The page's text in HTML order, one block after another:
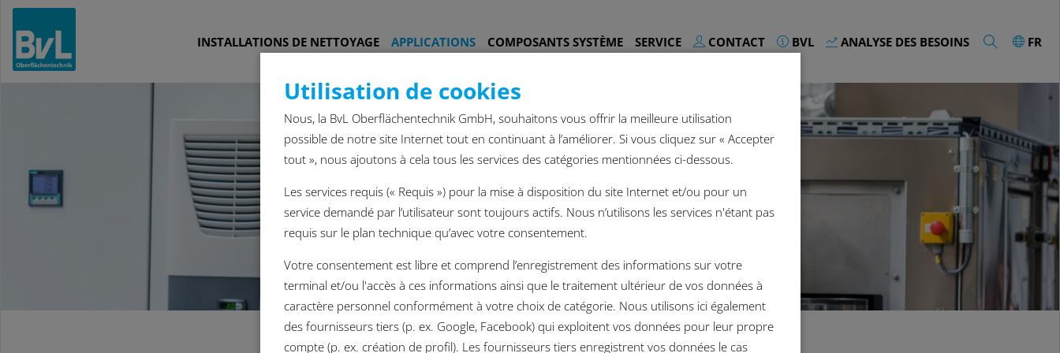
INSTALLATIONS DE NETTOYAGE APPLICATIONS COMPOSANTS SYSTÈME SERVICE CONTACT BVL ANALYSE DES BESOINS FR
Utilisation de cookies
Nous, la BvL Oberflächentechnik GmbH, souhaitons vous offrir la meilleure utilisation
possible de notre site Internet tout en continuant à l’améliorer. Si vous cliquez sur « Accepter
tout », nous ajoutons à cela tous les services des catégories mentionnées ci-dessous.
Les services requis (« Requis ») pour la mise à disposition du site Internet et/ou pour un
service demandé par l’utilisateur sont toujours actifs. Nous n’utilisons les services n'étant pas
requis sur le plan technique qu’avec votre consentement.
Votre consentement est libre et comprend l’enregistrement des informations sur votre
terminal et/ou l'accès à ces informations ainsi que le traitement ultérieur de vos données à
caractère personnel conformément à votre choix de catégorie. Nous utilisons ici également
des fournisseurs tiers (p. ex. Google, Facebook) qui exploitent vos données pour leur propre
compte (p. ex. création de profil). Les fournisseurs tiers enregistrent vos données le cas